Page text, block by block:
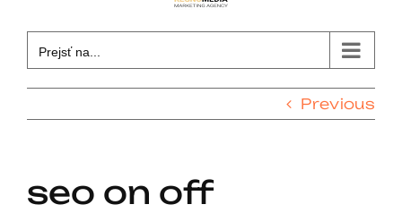
Prejsť na...
Previous
seo on off